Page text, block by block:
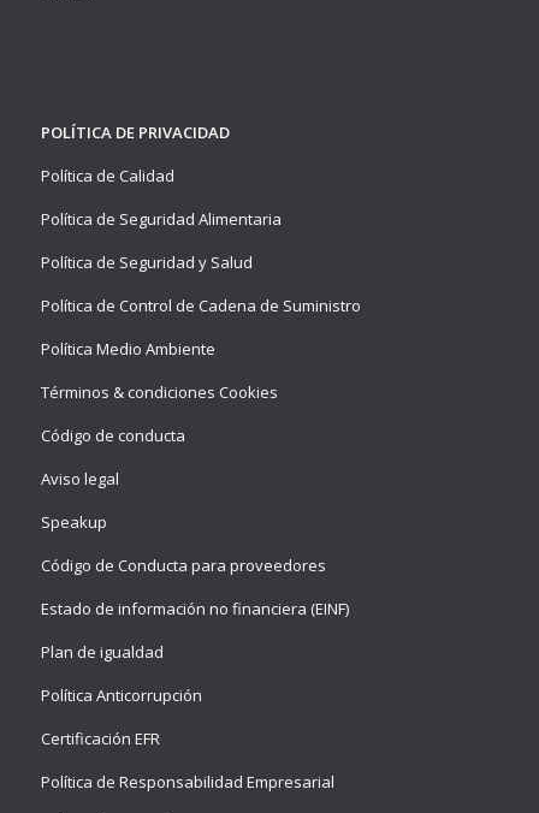
POLÍTICA DE PRIVACIDAD
Política de Calidad
Política de Seguridad Alimentaria
Política de Seguridad y Salud
Política de Control de Cadena de Suministro
Política Medio Ambiente
Términos & condiciones Cookies
Código de conducta
Aviso legal
Speakup
Código de Conducta para proveedores
Estado de información no financiera (EINF)
Plan de igualdad
Política Anticorrupción
Certificación EFR
Política de Responsabilidad Empresarial